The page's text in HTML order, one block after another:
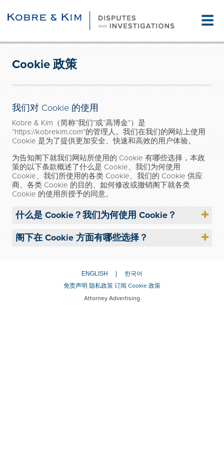
☰
Cookie 政策
我们对 Cookie 的使用
Kobre & Kim （简称“我们”或“高博金”）是
“https://kobrekim.com”的管理人。我们在我们的网站上使用
Cookie 是为了提供更加安全、快速和高效的用户体验。
为告知阁下就我们网站所使用的 Cookie 有哪些选择，本政
策的以下条款概述了什么是 Cookie、我们为何使用
Cookie、我们所使用的各类 Cookie、我们的 Cookie 供应
商、各类 Cookie 的目的、如何修改或撤销阁下就各类
Cookie 的使用所授予的同意。
什么是 Cookie？我们为何使用 Cookie？
阁下在 Cookie 方面有哪些选择？
ENGLISH
한국어
免责声明 隐私政策 订阅 Cookie 政策
Attorney Advertising